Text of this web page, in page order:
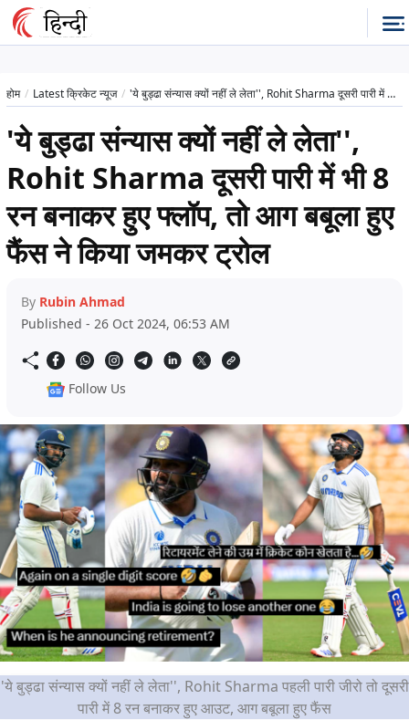
होम Latest क्रिकेट न्यूज 'ये बुड्ढा संन्यास क्यों नहीं ले लेता'', Rohit Sharma दूसरी पारी में भी 8 रन बनाकर हुए फ्लॉप, तो आग बबूला हुए फैंस ने किया जमकर ट्रोल
'ये बुड्ढा संन्यास क्यों नहीं ले लेता'',
Rohit Sharma दूसरी पारी में भी 8
रन बनाकर हुए फ्लॉप, तो आग बबूला हुए
फैंस ने किया जमकर ट्रोल
By Rubin Ahmad
Published - 26 Oct 2024, 06:53 AM
Follow Us
'ये बुड्ढा संन्यास क्यों नहीं ले लेता'', Rohit Sharma पहली पारी जीरो तो दूसरी
पारी में 8 रन बनाकर हुए आउट, आग बबूला हुए फैंस